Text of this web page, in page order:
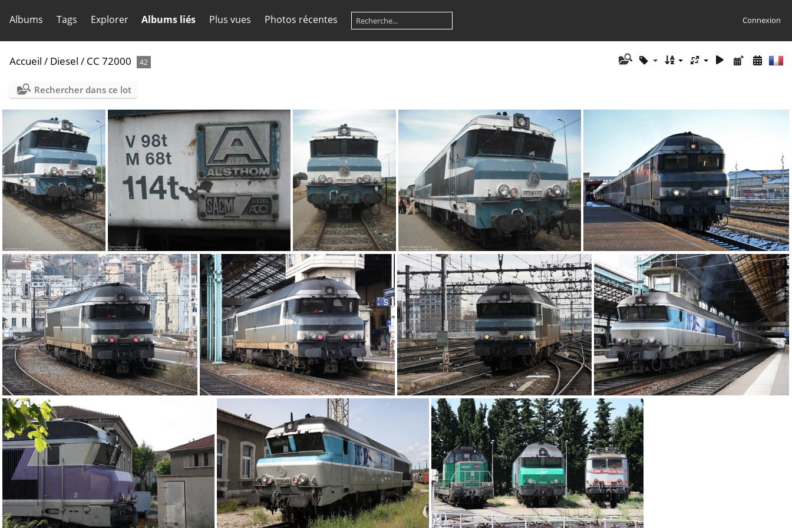
Albums Tags Explorer Albums liés Plus vues Photos récentes Connexion
Accueil / Diesel / CC 72000 42
Rechercher dans ce lot
DSCF7258 DSCF7242 DSCF7241 DSCF7240 cc 72064 gare de roanne
IMG 5766 IMG 5781 IMG 5776